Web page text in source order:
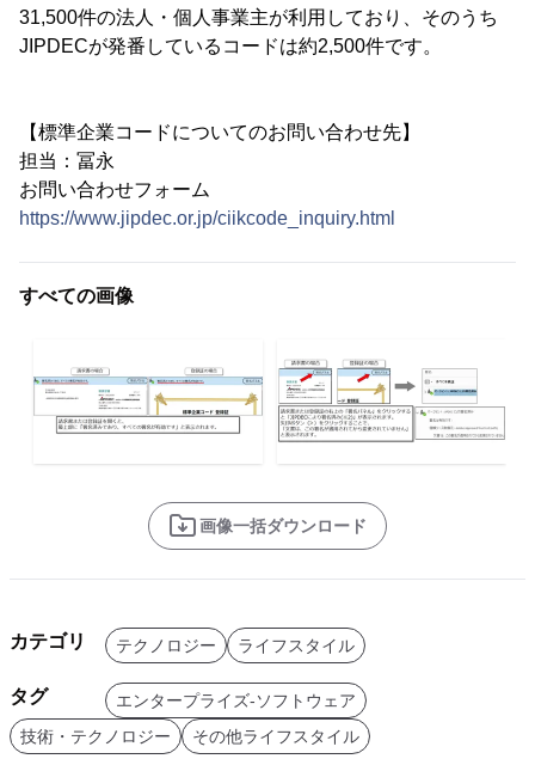
31,500件の法人・個人事業主が利用しており、そのうち
JIPDECが発番しているコードは約2,500件です。
【標準企業コードについてのお問い合わせ先】
担当：冨永
お問い合わせフォーム
https://www.jipdec.or.jp/ciikcode_inquiry.html
すべての画像
画像一括ダウンロード
カテゴリ テクノロジー ライフスタイル
タグ
エンタープライズ-ソフトウェア
技術・テクノロジー
その他ライフスタイル